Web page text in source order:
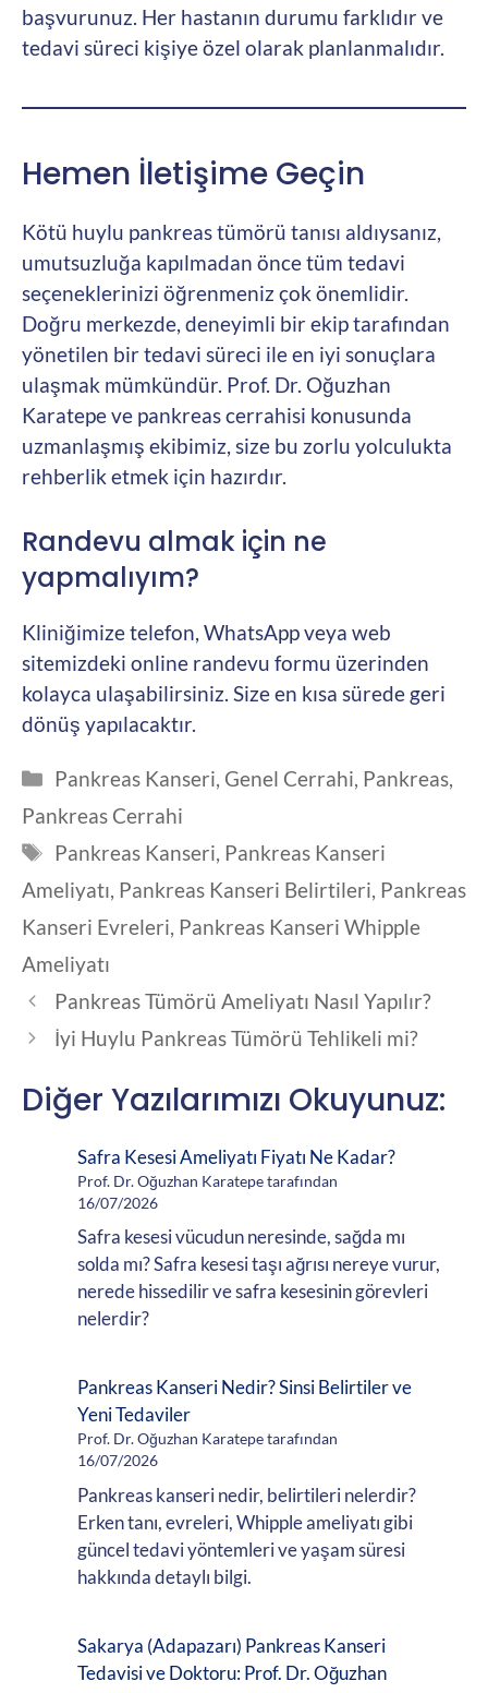
başvurunuz. Her hastanın durumu farklıdır ve
tedavi süreci kişiye özel olarak planlanmalıdır.
Hemen İletişime Geçin
Kötü huylu pankreas tümörü tanısı aldıysanız,
umutsuzluğa kapılmadan önce tüm tedavi
seçeneklerinizi öğrenmeniz çok önemlidir.
Doğru merkezde, deneyimli bir ekip tarafından
yönetilen bir tedavi süreci ile en iyi sonuçlara
ulaşmak mümkündür. Prof. Dr. Oğuzhan
Karatepe ve pankreas cerrahisi konusunda
uzmanlaşmış ekibimiz, size bu zorlu yolculukta
rehberlik etmek için hazırdır.
Randevu almak için ne
yapmalıyım?
Kliniğimize telefon, WhatsApp veya web
sitemizdeki online randevu formu üzerinden
kolayca ulaşabilirsiniz. Size en kısa sürede geri
dönüş yapılacaktır.
Kategoriler
Pankreas Kanseri Genel Cerrahi Pankreas
Pankreas Cerrahi
Etiketler
Pankreas Kanseri Pankreas Kanseri
Ameliyatı Pankreas Kanseri Belirtileri Pankreas
Kanseri Evreleri Pankreas Kanseri Whipple
Ameliyatı
Pankreas Tümörü Ameliyatı Nasıl Yapılır?
İyi Huylu Pankreas Tümörü Tehlikeli mi?
Diğer Yazılarımızı Okuyunuz:
Safra Kesesi Ameliyatı Fiyatı Ne Kadar?
Prof. Dr. Oğuzhan Karatepe tarafından
16/07/2026
Safra kesesi vücudun neresinde, sağda mı
solda mı? Safra kesesi taşı ağrısı nereye vurur,
nerede hissedilir ve safra kesesinin görevleri
nelerdir?
Pankreas Kanseri Nedir? Sinsi Belirtiler ve
Yeni Tedaviler
Prof. Dr. Oğuzhan Karatepe tarafından
16/07/2026
Pankreas kanseri nedir, belirtileri nelerdir?
Erken tanı, evreleri, Whipple ameliyatı gibi
güncel tedavi yöntemleri ve yaşam süresi
hakkında detaylı bilgi.
Sakarya (Adapazarı) Pankreas Kanseri
Tedavisi ve Doktoru: Prof. Dr. Oğuzhan